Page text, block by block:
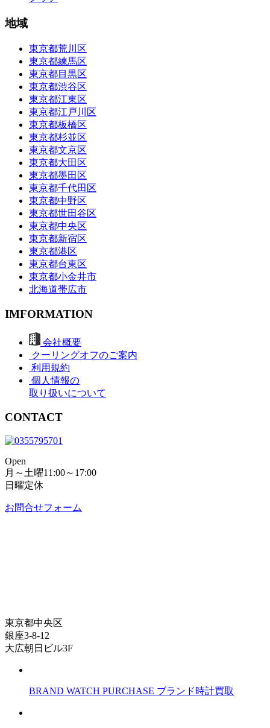
地域
東京都荒川区
東京都練馬区
東京都目黒区
東京都渋谷区
東京都江東区
東京都江戸川区
東京都板橋区
東京都杉並区
東京都文京区
東京都大田区
東京都墨田区
東京都千代田区
東京都中野区
東京都世田谷区
東京都中央区
東京都新宿区
東京都港区
東京都台東区
東京都小金井市
北海道帯広市
IMFORMATION
会社概要
クーリングオフのご案内
利用規約
個人情報の
取り扱いについて
CONTACT
Open
月～土曜11:00～17:00
日曜定休
お問合せフォーム
東京都中央区
銀座3-8-12
大広朝日ビル3F
BRAND WATCH PURCHASE ブランド時計買取